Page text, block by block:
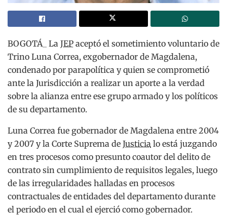
BOGOTÁ_ La JEP aceptó el sometimiento voluntario de
Trino Luna Correa, exgobernador de Magdalena,
condenado por parapolítica y quien se comprometió
ante la Jurisdicción a realizar un aporte a la verdad
sobre la alianza entre ese grupo armado y los políticos
de su departamento.
Luna Correa fue gobernador de Magdalena entre 2004
y 2007 y la Corte Suprema de Justicia lo está juzgando
en tres procesos como presunto coautor del delito de
contrato sin cumplimiento de requisitos legales, luego
de las irregularidades halladas en procesos
contractuales de entidades del departamento durante
el periodo en el cual el ejerció como gobernador.